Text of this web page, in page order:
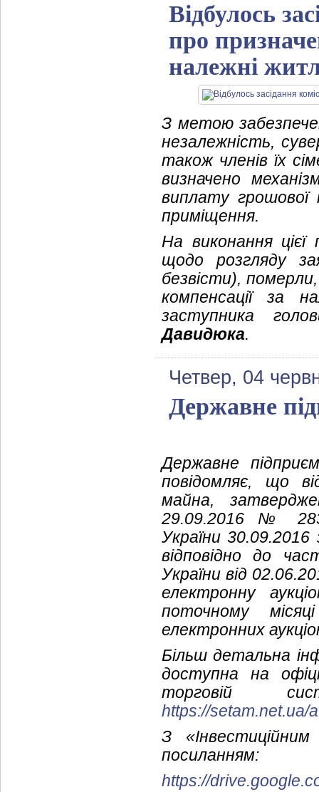
Відбулось
про
належні
З метою
незалежність,
також членів їх
визначено
виплату грошової
приміщення.
На виконання
щодо розгляду
безвісти),
компенсації за
заступника
Давидюка.
Четвер, 04
Державне
Державне
повідомляє, що
майна,
29.09.2016 №
України
відповідно до
України від
електронну
поточному
електронних
Більш детальна
доступна на
торговій
https://setam.net.ua/
З
посиланням:
https://